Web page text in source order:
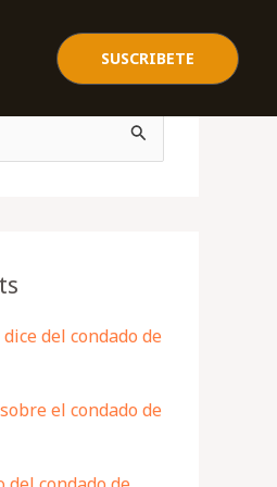
SUSCRIBETE
del condado de
el condado de